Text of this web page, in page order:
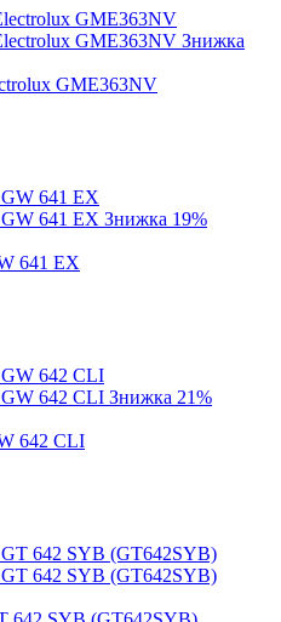
Знижка
GME363NV
Знижка 19%
641 EX
Знижка 21%
642 CLI